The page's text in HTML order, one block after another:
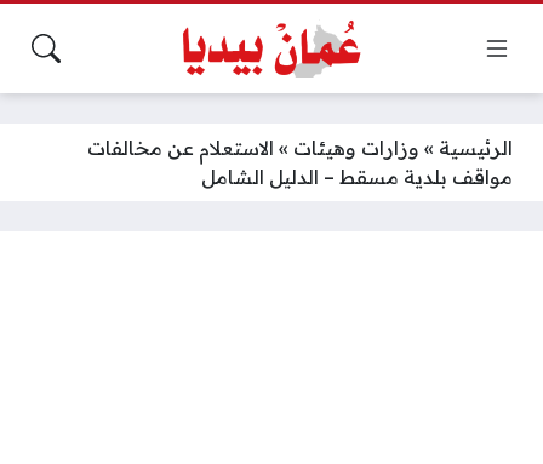
الرئيسية » وزارات وهيئات » الاستعلام عن مخالفات
مواقف بلدية مسقط – الدليل الشامل